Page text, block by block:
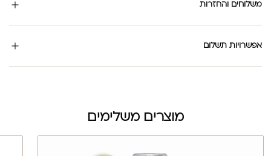
משלוחים והחזרות
אפשרויות תשלום
מוצרים משלימים